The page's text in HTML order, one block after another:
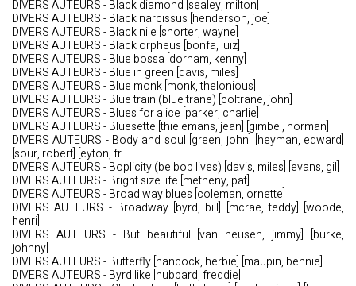
DIVERS AUTEURS - Black diamond [sealey, milton]
DIVERS AUTEURS - Black narcissus [henderson, joe]
DIVERS AUTEURS - Black nile [shorter, wayne]
DIVERS AUTEURS - Black orpheus [bonfa, luiz]
DIVERS AUTEURS - Blue bossa [dorham, kenny]
DIVERS AUTEURS - Blue in green [davis, miles]
DIVERS AUTEURS - Blue monk [monk, thelonious]
DIVERS AUTEURS - Blue train (blue trane) [coltrane, john]
DIVERS AUTEURS - Blues for alice [parker, charlie]
DIVERS AUTEURS - Bluesette [thielemans, jean] [gimbel, norman]
DIVERS AUTEURS - Body and soul [green, john] [heyman, edward]
[sour, robert] [eyton, fr
DIVERS AUTEURS - Boplicity (be bop lives) [davis, miles] [evans, gil]
DIVERS AUTEURS - Bright size life [metheny, pat]
DIVERS AUTEURS - Broad way blues [coleman, ornette]
DIVERS AUTEURS - Broadway [byrd, bill] [mcrae, teddy] [woode,
henri]
DIVERS AUTEURS - But beautiful [van heusen, jimmy] [burke,
johnny]
DIVERS AUTEURS - Butterfly [hancock, herbie] [maupin, bennie]
DIVERS AUTEURS - Byrd like [hubbard, freddie]